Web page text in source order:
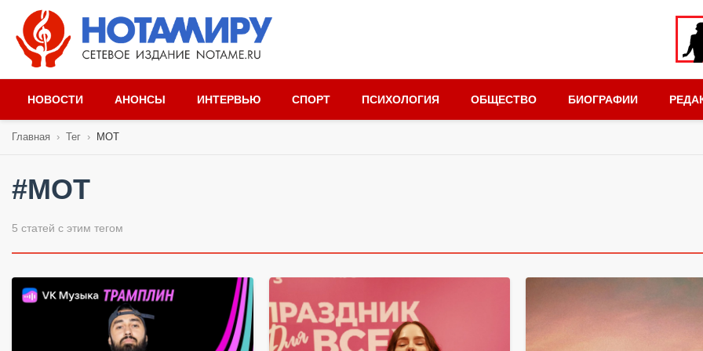
НОВОСТИ АНОНСЫ ИНТЕРВЬЮ СПОРТ ПСИХОЛОГИЯ ОБЩЕСТВО БИОГРАФИИ
Главная › Тег › МОТ
#МОТ
5 статей с этим тегом